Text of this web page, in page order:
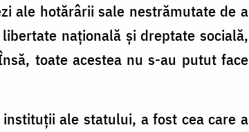
ale hotărârii sale nestrămutate de a
națională și dreptate socială,
toate acestea nu s-au putut face
ale statului, a fost cea care a